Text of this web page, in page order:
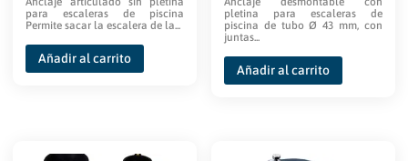
de
producto
para escaleras de piscina
Permite sacar la escalera de la...
Añadir al carrito
pletina para escaleras de
piscina de tubo Ø 43 mm, con
juntas...
Añadir al carrito